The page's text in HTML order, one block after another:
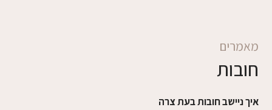
מאמרים
חובות
איך ניישב חובות בעת צרה